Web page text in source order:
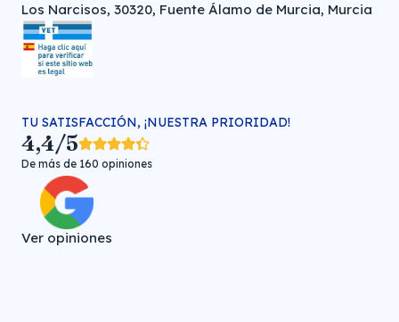
Los Narcisos, 30320, Fuente Álamo de Murcia, Murcia
TU SATISFACCIÓN, ¡NUESTRA PRIORIDAD!
4,4/5
De más de 160 opiniones
Ver opiniones